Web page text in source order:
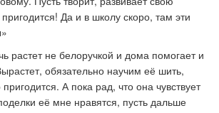
Да и в школу скоро, там эти
растет не белоручкой и дома помогает и
обязательно научим её шить,
пригодится. А пока рад, что она чувствует
её мне нравятся, пусть дальше